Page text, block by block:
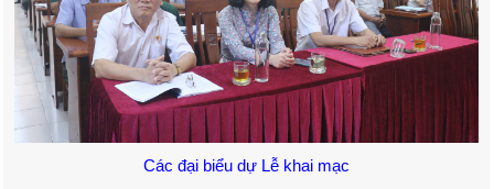
Các đại biểu dự Lễ khai mạc